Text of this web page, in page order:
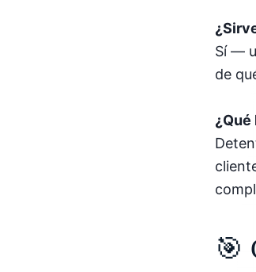
Sí —
de
¿Qué
🎯